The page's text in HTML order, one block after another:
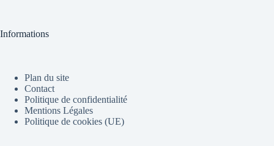
Informations
Plan du site
Contact
Politique de confidentialité
Mentions Légales
Politique de cookies (UE)